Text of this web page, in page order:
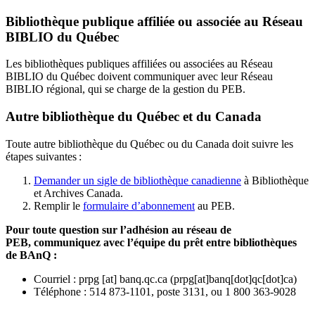
Bibliothèque publique affiliée ou associée au Réseau
BIBLIO du Québec
Les bibliothèques publiques affiliées ou associées au Réseau
BIBLIO du Québec doivent communiquer avec leur Réseau
BIBLIO régional, qui se charge de la gestion du PEB.
Autre bibliothèque du Québec et du Canada
Toute autre bibliothèque du Québec ou du Canada doit suivre les
étapes suivantes :
Demander un sigle de bibliothèque canadienne à Bibliothèque
et Archives Canada.
Remplir le formulaire d’abonnement au PEB.
Pour toute question sur l’adhésion au réseau de
PEB, communiquez avec l’équipe du prêt entre bibliothèques
de BAnQ :
Courriel : prpg [at] banq.qc.ca (prpg[at]banq[dot]qc[dot]ca)
Téléphone : 514 873-1101, poste 3131, ou 1 800 363-9028